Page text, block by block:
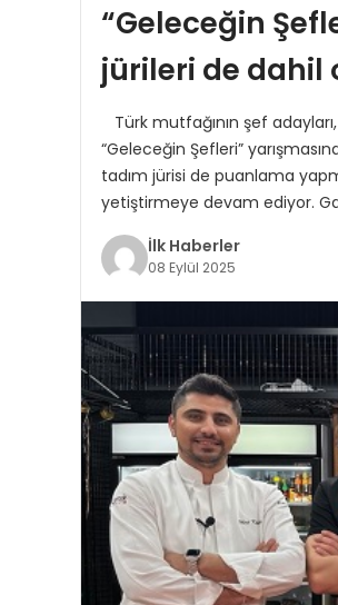
“Geleceğin
jürileri de dahil
Türk mutfağının şef
“Geleceğin Şefleri”
tadım jürisi de puanlama
yetiştirmeye devam ediyor.
İlk Haberler
08 Eylül 2025